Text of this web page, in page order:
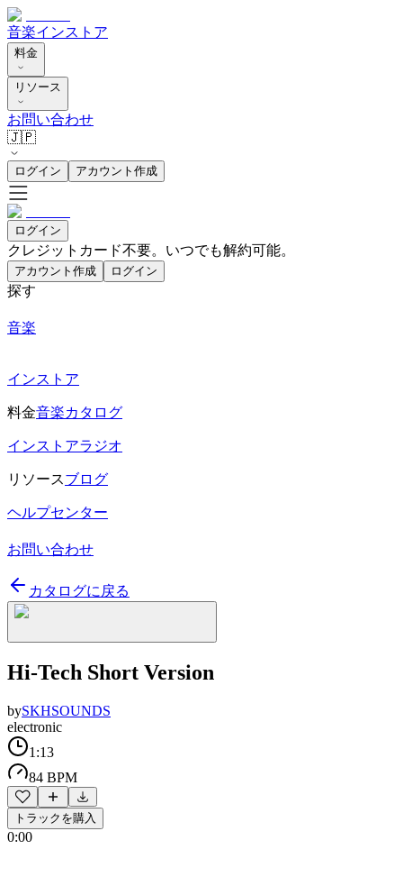
音楽インストア
料金
リソース
お問い合わせ
🇯🇵
ログイン アカウント作成
ログイン
クレジットカード不要。いつでも解約可能。
アカウント作成 ログイン
探す
音楽
インストア
料金音楽カタログ
インストアラジオ
リソースブログ
ヘルプセンター
お問い合わせ
カタログに戻る
Hi-Tech Short Version
bySKHSOUNDS
electronic
1:13
84 BPM
トラックを購入
0:00